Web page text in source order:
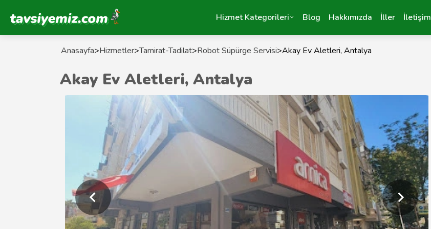
Tavsiyemiz Anasayfa Hizmet Kategorileri Blog Hakkımızda İller İletişim
Anasayfa>Hizmetler>Tamirat-Tadilat>Robot Süpürge Servisi>Akay Ev Aletleri, Antalya
Akay Ev Aletleri, Antalya